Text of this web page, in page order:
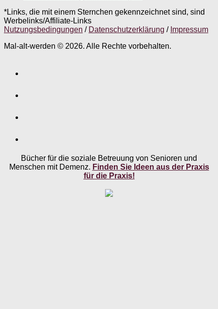
*Links, die mit einem Sternchen gekennzeichnet sind, sind
Werbelinks/Affiliate-Links
Nutzungsbedingungen / Datenschutzerklärung / Impressum
Mal-alt-werden © 2026. Alle Rechte vorbehalten.
Bücher für die soziale Betreuung von Senioren und
Menschen mit Demenz. Finden Sie Ideen aus der Praxis
für die Praxis!